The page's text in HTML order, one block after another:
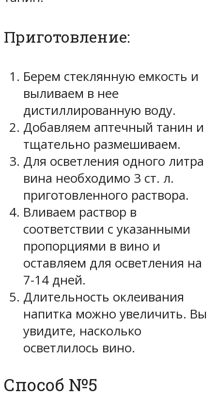
Приготовление:
Берем стеклянную емкость и
выливаем в нее
дистиллированную воду.
Добавляем аптечный танин и
тщательно размешиваем.
Для осветления одного литра
вина необходимо 3 ст. л.
приготовленного раствора.
Вливаем раствор в
соответствии с указанными
пропорциями в вино и
оставляем для осветления на
7-14 дней.
Длительность оклеивания
напитка можно увеличить. Вы
увидите, насколько
осветлилось вино.
Способ №5